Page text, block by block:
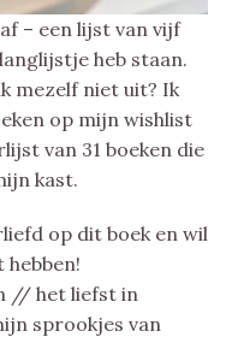
– een lijst van vijf
heb staan.
mezelf niet uit? Ik
op mijn wishlist
van 31 boeken die
kast.
op dit boek en wil
// het liefst in
sprookjes van